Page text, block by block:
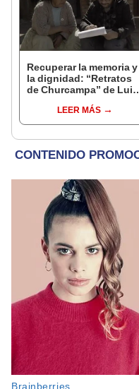
Recuperar la memoria y
la dignidad: “Retratos
de Churcampa” de Luis
LEER MÁS